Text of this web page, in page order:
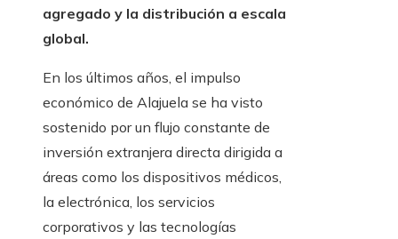
agregado y la distribución a escala
global.
En los últimos años, el impulso
económico de Alajuela se ha visto
sostenido por un flujo constante de
inversión extranjera directa dirigida a
áreas como los dispositivos médicos,
la electrónica, los servicios
corporativos y las tecnologías